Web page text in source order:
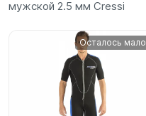
мужской 2.5 мм Cressi
Осталось мало